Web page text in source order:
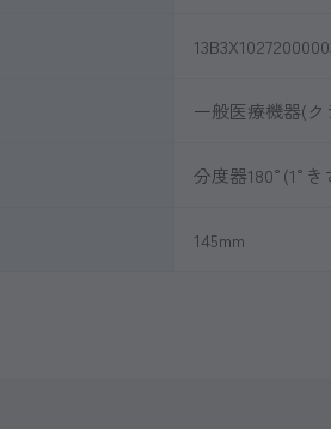
一般医療機器(
分度器180°(1°き
145mm